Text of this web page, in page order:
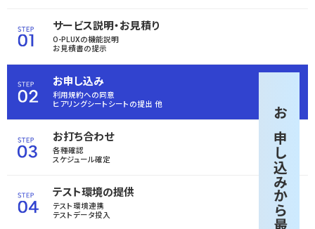
サービス説明・お見積り
O-PLUXの機能説明
お見積書の提示
お申し込み
利用規約への同意
ヒアリングシートシートの提出 他
お打ち合わせ
各種確認
スケジュール確定
テスト環境の提供
テスト環境連携
テストデータ投入
お申し込みから